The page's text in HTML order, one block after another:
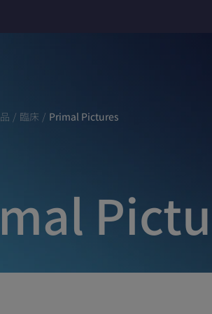
/ 臨床 / Primal Pictures